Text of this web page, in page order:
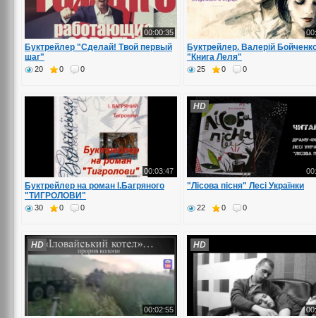
00:00:35
Буктрейлер "Сделай! Твой первый
шаг"
20 0 0
Буктрейлер. Валерій
"Книга Леля"
25 0 0
00:03:47
Буктрейлер на роман І.Багряного
"ТИГРОЛОВИ"
30 0 0
HD
"Лісова пісня" Лесі Українки
22 0 0
00:02:55
HD HD